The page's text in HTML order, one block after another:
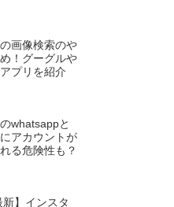
画像検索のや
！グーグルや
プリを紹介
whatsappと
アカウントが
る危険性も？
新】インスタ